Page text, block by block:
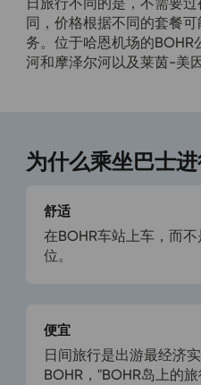
同，价格根据不同的套餐
务。位于哈恩机场的
河和摩泽尔河以及莱茵-美
为什么乘坐巴士
舒适
在BOHR车站上车，而
位。
便宜
日间旅行是出游最经济
BOHR，"BOHR岛上的